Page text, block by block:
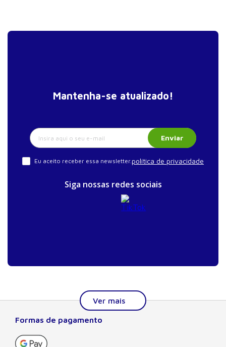
Mantenha-se atualizado!
Enviar
Eu aceito receber essa newsletter.política de privacidade
Siga nossas redes sociais
Formas de pagamento